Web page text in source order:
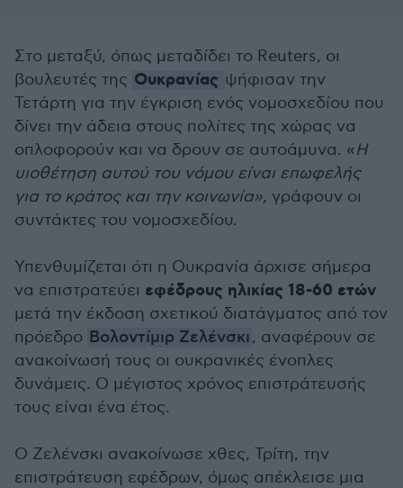
Στο μεταξύ, όπως μεταδίδει το Reuters, οι
βουλευτές της Ουκρανίας ψήφισαν την
Τετάρτη για την έγκριση ενός νομοσχεδίου που
δίνει την άδεια στους πολίτες της χώρας να
οπλοφορούν και να δρουν σε αυτοάμυνα. «Η
υιοθέτηση αυτού του νόμου είναι επωφελής
για το κράτος και την κοινωνία», γράφουν οι
συντάκτες του νομοσχεδίου.
Υπενθυμίζεται ότι η Ουκρανία άρχισε σήμερα
να επιστρατεύει εφέδρους ηλικίας 18-60 ετών
μετά την έκδοση σχετικού διατάγματος από τον
πρόεδρο Βολοντίμιρ Ζελένσκι, αναφέρουν σε
ανακοίνωσή τους οι ουκρανικές ένοπλες
δυνάμεις. Ο μέγιστος χρόνος επιστράτευσής
τους είναι ένα έτος.
Ο Ζελένσκι ανακοίνωσε χθες, Τρίτη, την
επιστράτευση εφέδρων, όμως απέκλεισε μια